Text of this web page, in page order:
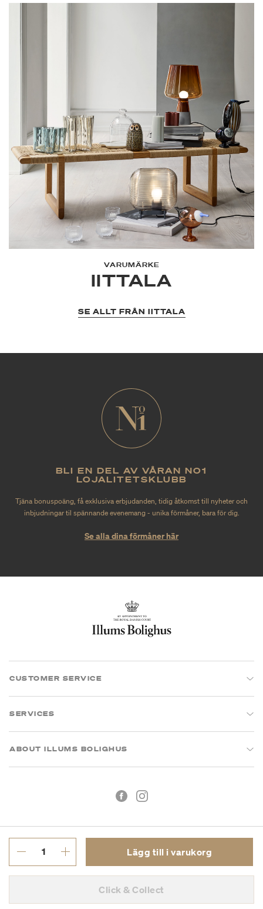
Lägg till i varukorg
Click & Collect
VARUMÄRKE
IITTALA
SE ALLT FRÅN IITTALA
BLI EN DEL AV VÅRAN NO1
LOJALITETSKLUBB
Tjäna bonuspoäng, få exklusiva erbjudanden, tidig åtkomst till nyheter och
inbjudningar til spännande evenemang - unika förmåner, bara för dig.
Se alla dina förmåner här
CUSTOMER SERVICE
SERVICES
ABOUT ILLUMS BOLIGHUS
Org.nr: 55681353-8701